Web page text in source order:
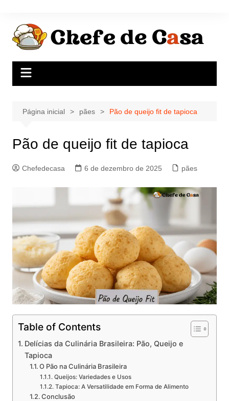
conteúdo
Página inicial pães Pão de queijo fit de tapioca
Pão de queijo fit de tapioca
Chefedecasa 6 de dezembro de 2025 pães
Table of Contents
Delícias da Culinária Brasileira: Pão, Queijo e
Tapioca
O Pão na Culinária Brasileira
Queijos: Variedades e Usos
Tapioca: A Versatilidade em Forma de Alimento
Conclusão